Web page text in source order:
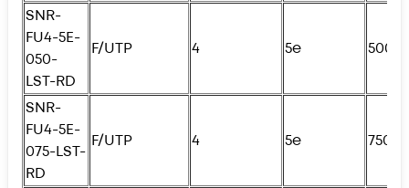
SNR-
FU4-5E-
050-
LST-RD
F/UTP 4 5e
SNR-
FU4-5E-
075-LST-
RD
F/UTP 4 5e